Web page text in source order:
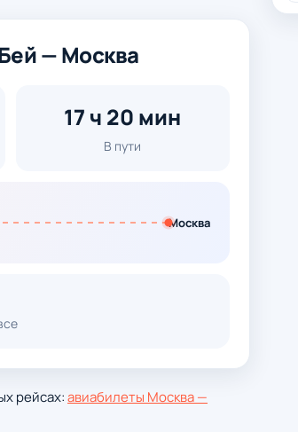
— Москва
17 ч 20 мин
В пути
Москва
рейсах:авиабилеты Москва —